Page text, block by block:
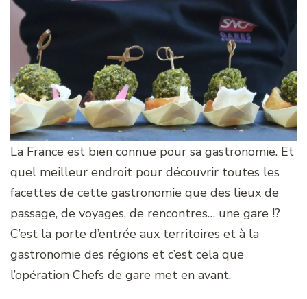
La France est bien connue pour sa gastronomie. Et
quel meilleur endroit pour découvrir toutes les
facettes de cette gastronomie que des lieux de
passage, de voyages, de rencontres… une gare !?
C’est la porte d’entrée aux territoires et à la
gastronomie des régions et c’est cela que
l’opération Chefs de gare met en avant.